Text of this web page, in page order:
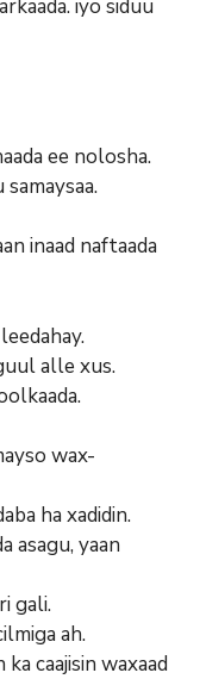
iyo siduu
ee nolosha.
inaad naftaada
alle xus.
wax-
ha xadidin.
asagu, yaan
gali.
ah.
caajisin waxaad